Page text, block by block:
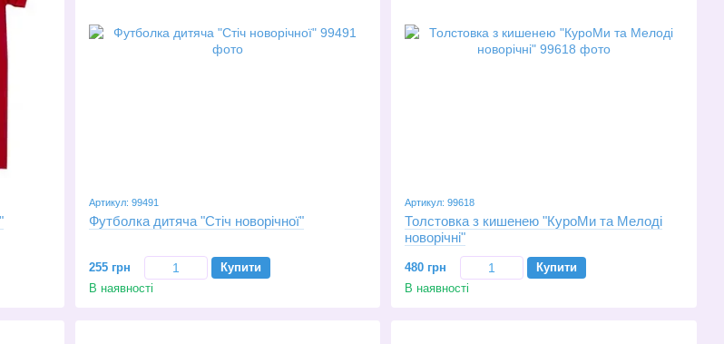
Артикул: 99491
Футболка дитяча "Стіч новорічної"
255 грн
Купити
В наявності
Артикул: 99618
Толстовка з кишенею "КуроМи та Мелоді
новорічні"
480 грн
Купити
В наявності